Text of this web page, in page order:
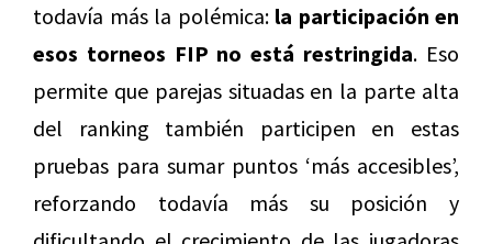
todavía más la polémica:la participación en
esos torneos FIP no está restringida. Eso
permite que parejas situadas en la parte alta
del ranking también participen en estas
pruebas para sumar puntos ‘más accesibles’,
reforzando todavía más su posición y